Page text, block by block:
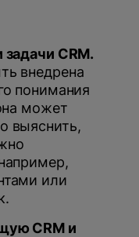
CRM.
внедрена
понимания
может
выяснить,
или
CRM и